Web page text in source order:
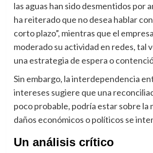
las aguas han sido desmentidos por
ha reiterado que no desea hablar
corto plazo”, mientras que el
moderado su actividad en redes, tal
una estrategia de espera o
Sin embargo, la interdependencia
intereses sugiere que una
poco probable, podría estar sobre la
daños económicos o políticos se
Un análisis crítico